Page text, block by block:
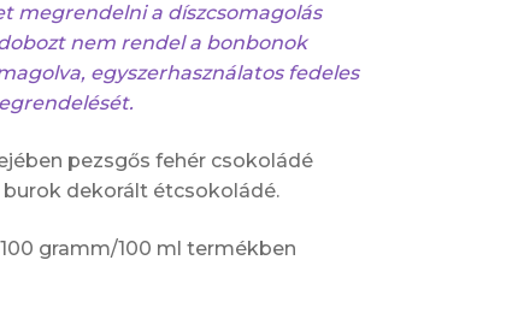
megrendelni a díszcsomagolás
nem rendel a bonbonok
egyszerhasználatos fedeles
pezsgős fehér csokoládé
dekorált étcsokoládé.
gramm/100 ml termékben